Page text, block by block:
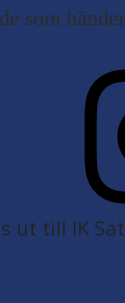
som
ut till IK